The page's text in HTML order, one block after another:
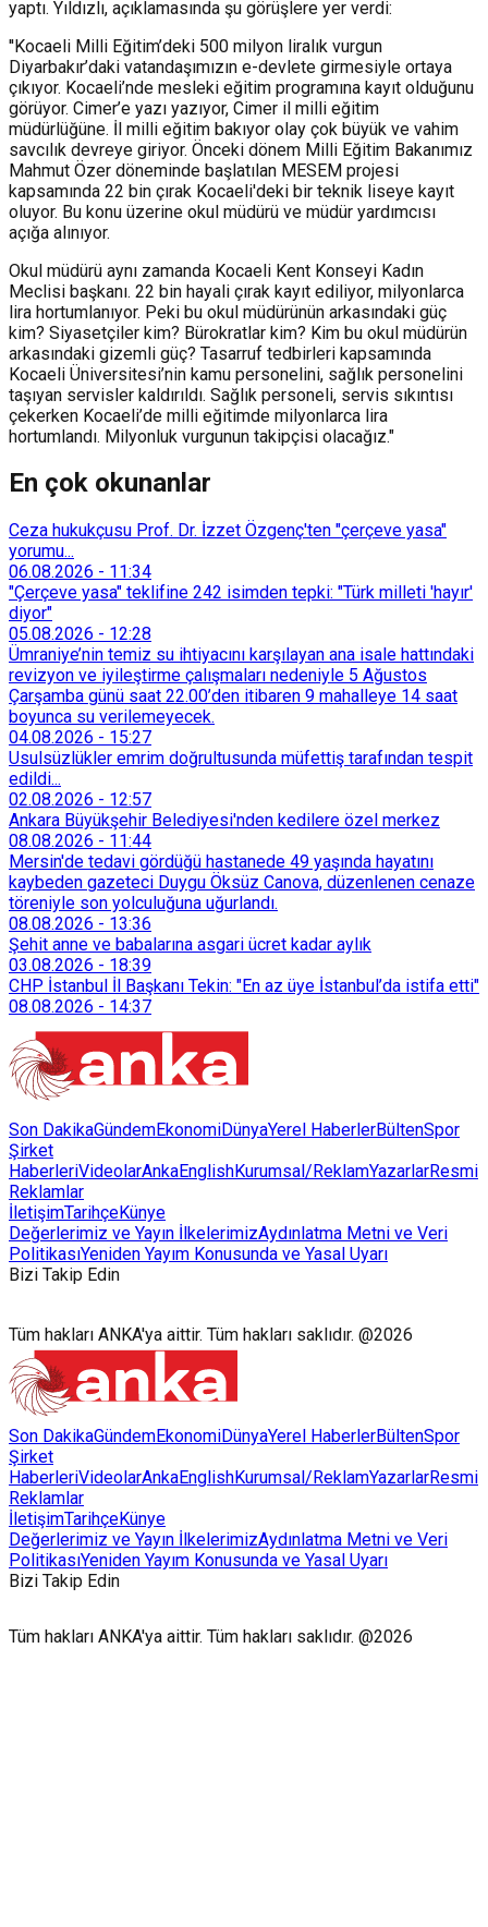
yaptı. Yıldızlı, açıklamasında şu görüşlere yer verdi:
''Kocaeli Milli Eğitim’deki 500 milyon liralık vurgun
Diyarbakır’daki vatandaşımızın e-devlete girmesiyle ortaya
çıkıyor. Kocaeli’nde mesleki eğitim programına kayıt olduğunu
görüyor. Cimer’e yazı yazıyor, Cimer il milli eğitim
müdürlüğüne. İl milli eğitim bakıyor olay çok büyük ve vahim
savcılık devreye giriyor. Önceki dönem Milli Eğitim Bakanımız
Mahmut Özer döneminde başlatılan MESEM projesi
kapsamında 22 bin çırak Kocaeli'deki bir teknik liseye kayıt
oluyor. Bu konu üzerine okul müdürü ve müdür yardımcısı
açığa alınıyor.
Okul müdürü aynı zamanda Kocaeli Kent Konseyi Kadın
Meclisi başkanı. 22 bin hayali çırak kayıt ediliyor, milyonlarca
lira hortumlanıyor. Peki bu okul müdürünün arkasındaki güç
kim? Siyasetçiler kim? Bürokratlar kim? Kim bu okul müdürün
arkasındaki gizemli güç? Tasarruf tedbirleri kapsamında
Kocaeli Üniversitesi’nin kamu personelini, sağlık personelini
taşıyan servisler kaldırıldı. Sağlık personeli, servis sıkıntısı
çekerken Kocaeli’de milli eğitimde milyonlarca lira
hortumlandı. Milyonluk vurgunun takipçisi olacağız."
En çok okunanlar
Ceza hukukçusu Prof. Dr. İzzet Özgenç'ten "çerçeve yasa"
yorumu...
06.08.2026 - 11:34
"Çerçeve yasa" teklifine 242 isimden tepki: "Türk milleti 'hayır'
diyor"
05.08.2026 - 12:28
Ümraniye’nin temiz su ihtiyacını karşılayan ana isale hattındaki
revizyon ve iyileştirme çalışmaları nedeniyle 5 Ağustos
Çarşamba günü saat 22.00’den itibaren 9 mahalleye 14 saat
boyunca su verilemeyecek.
04.08.2026 - 15:27
Usulsüzlükler emrim doğrultusunda müfettiş tarafından tespit
edildi...
02.08.2026 - 12:57
Ankara Büyükşehir Belediyesi'nden kedilere özel merkez
08.08.2026 - 11:44
Mersin'de tedavi gördüğü hastanede 49 yaşında hayatını
kaybeden gazeteci Duygu Öksüz Canova, düzenlenen cenaze
töreniyle son yolculuğuna uğurlandı.
08.08.2026 - 13:36
Şehit anne ve babalarına asgari ücret kadar aylık
03.08.2026 - 18:39
CHP İstanbul İl Başkanı Tekin: "En az üye İstanbul’da istifa etti"
08.08.2026 - 14:37
Son DakikaGündemEkonomiDünyaYerel HaberlerBültenSpor
Şirket
HaberleriVideolarAnkaEnglishKurumsal/ReklamYazarlarResmi
Reklamlar
İletişimTarihçeKünye
Değerlerimiz ve Yayın İlkelerimizAydınlatma Metni ve Veri
PolitikasıYeniden Yayım Konusunda ve Yasal Uyarı
Bizi Takip Edin
Tüm hakları ANKA'ya aittir. Tüm hakları saklıdır. @2026
Son DakikaGündemEkonomiDünyaYerel HaberlerBültenSpor
Şirket
HaberleriVideolarAnkaEnglishKurumsal/ReklamYazarlarResmi
Reklamlar
İletişimTarihçeKünye
Değerlerimiz ve Yayın İlkelerimizAydınlatma Metni ve Veri
PolitikasıYeniden Yayım Konusunda ve Yasal Uyarı
Bizi Takip Edin
Tüm hakları ANKA'ya aittir. Tüm hakları saklıdır. @2026